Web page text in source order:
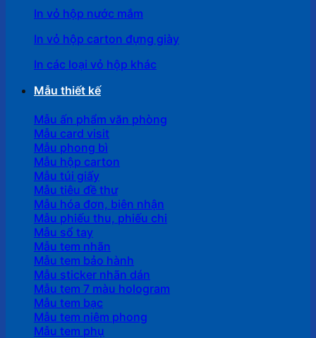
In vỏ hộp nước mắm
In vỏ hộp carton đựng giày
In các loại vỏ hộp khác
Mẫu thiết kế
Mẫu ấn phẩm văn phòng
Mẫu card visit
Mẫu phong bì
Mẫu hộp carton
Mẫu túi giấy
Mẫu tiêu đề thư
Mẫu hóa đơn, biên nhận
Mẫu phiếu thu, phiếu chi
Mẫu sổ tay
Mẫu tem nhãn
Mẫu tem bảo hành
Mẫu sticker nhãn dán
Mẫu tem 7 màu hologram
Mẫu tem bạc
Mẫu tem niêm phong
Mẫu tem phụ